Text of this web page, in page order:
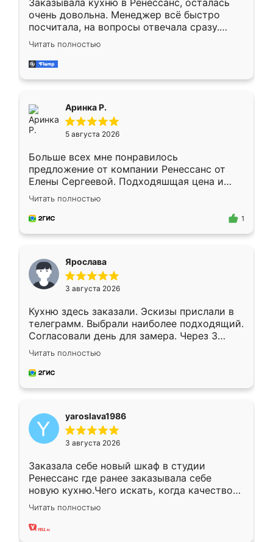
Заказывала кухню в Ренессанс, осталась
очень довольна. Менеджер всё быстро
посчитала, на вопросы отвечала сразу.
Замерщик приехал в субботу, подошёл к
делу со всей ответственностью. Собрали
за день, ребята работали аккуратно, даже
Читать полностью
Аринка Р.
5 августа 2026
Больше всех мне понравилось
предложение от компании Ренессанс от
Елены Сергеевой. Подходяшщая цена и
короткие сроки изготовления. Приехавший
для замера сотрудник Владислав
предложил по моему эскизу самый
Читать полностью
1
Ярослава
3 августа 2026
Кухню здесь заказали. Эскизы прислали в
телеграмм. Выбрали наиболее подходящий.
Согласовали день для замера. Через 3
недели кухня была уже готова. Остались
довольны работой. Спасибо Ренессанс
мебель за качественную работу!
Читать полностью
yaroslava1986
3 августа 2026
Заказала себе новый шкаф в студии
Ренессанс где ранее заказывала себе
новую кухню.Чего искать, когда качеством
вполне довольна. Служит кухня уже почти
два года, нареканий нет.
Читать полностью